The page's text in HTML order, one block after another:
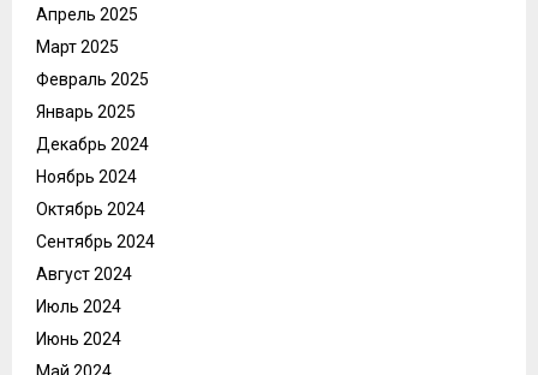
Апрель 2025
Март 2025
Февраль 2025
Январь 2025
Декабрь 2024
Ноябрь 2024
Октябрь 2024
Сентябрь 2024
Август 2024
Июль 2024
Июнь 2024